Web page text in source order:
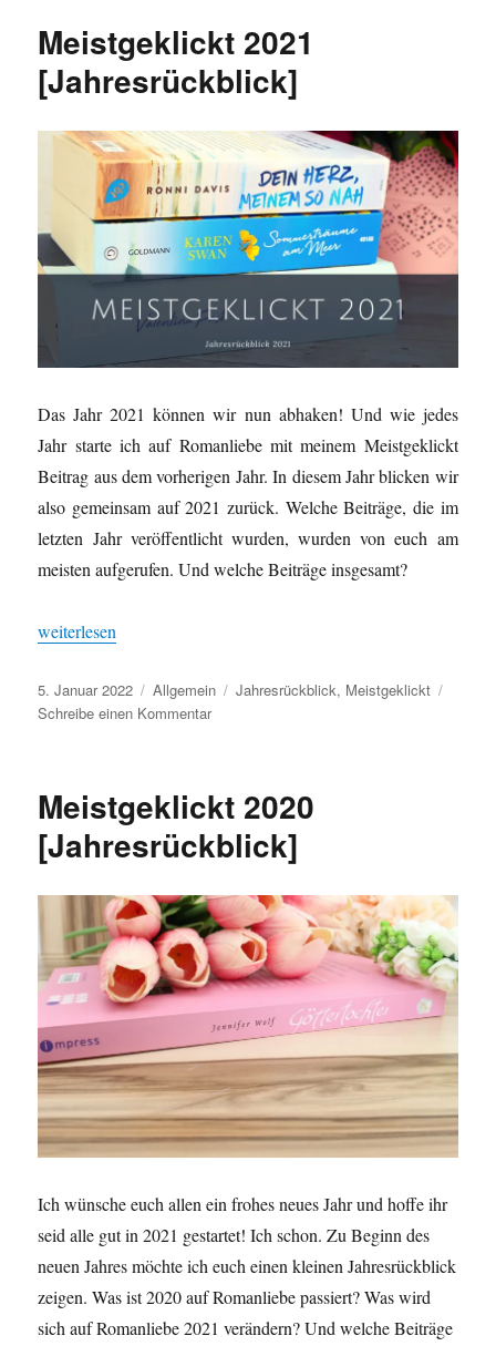
Meistgeklickt 2021
[Jahresrückblick]
Das Jahr 2021 können wir nun abhaken! Und wie jedes
Jahr starte ich auf Romanliebe mit meinem Meistgeklickt
Beitrag aus dem vorherigen Jahr. In diesem Jahr blicken wir
also gemeinsam auf 2021 zurück. Welche Beiträge, die im
letzten Jahr veröffentlicht wurden, wurden von euch am
meisten aufgerufen. Und welche Beiträge insgesamt?
„Meistgeklickt 2021 [Jahresrückblick]“
weiterlesen
Veröffentlicht
am
5. Januar 2022 Kategorien
Allgemein Schlagwörter
Jahresrückblick, Meistgeklickt
Schreibe einen Kommentarzu
Meistgeklickt 2020
[Jahresrückblick]
Ich wünsche euch allen ein frohes neues Jahr und hoffe ihr
seid alle gut in 2021 gestartet! Ich schon. Zu Beginn des
neuen Jahres möchte ich euch einen kleinen Jahresrückblick
zeigen. Was ist 2020 auf Romanliebe passiert? Was wird
sich auf Romanliebe 2021 verändern? Und welche Beiträge